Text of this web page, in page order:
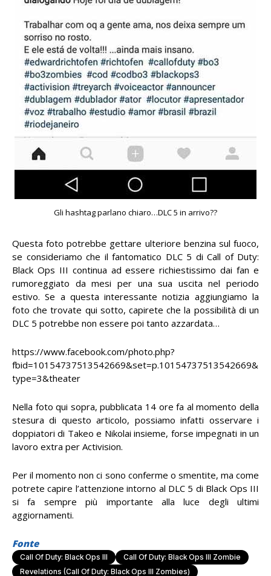
Gli hashtag parlano chiaro…DLC 5 in arrivo??
Questa foto potrebbe gettare ulteriore benzina sul fuoco,
se consideriamo che il fantomatico DLC 5 di Call of Duty:
Black Ops III continua ad essere richiestissimo dai fan e
rumoreggiato da mesi per una sua uscita nel periodo
estivo. Se a questa interessante notizia aggiungiamo la
foto che trovate qui sotto, capirete che la possibilità di un
DLC 5 potrebbe non essere poi tanto azzardata…
https://www.facebook.com/photo.php?
fbid=10154737513542669&set=p.10154737513542669&
type=3&theater
Nella foto qui sopra, pubblicata 14 ore fa al momento della
stesura di questo articolo, possiamo infatti osservare i
doppiatori di Takeo e Nikolai insieme, forse impegnati in un
lavoro extra per Activision.
Per il momento non ci sono conferme o smentite, ma come
potrete capire l’attenzione intorno al DLC 5 di Black Ops III
si fa sempre più importante alla luce degli ultimi
aggiornamenti.
Fonte
Call Of Duty: Black Ops III
Call Of Duty: Black Ops III Zombie
Revelations (Call Of Duty: Black Ops III Zombies)